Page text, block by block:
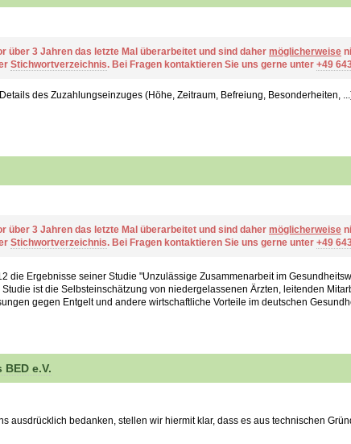
über 3 Jahren das letzte Mal überarbeitet und sind daher möglicherweise
Stichwortverzeichnis. Bei Fragen kontaktieren Sie uns gerne unter +49
des Zuzahlungseinzuges (Höhe, Zeitraum, Befreiung, Besonderheiten,
über 3 Jahren das letzte Mal überarbeitet und sind daher möglicherweise
Stichwortverzeichnis. Bei Fragen kontaktieren Sie uns gerne unter +49
die Ergebnisse seiner Studie "Unzulässige Zusammenarbeit im
ist die Selbsteinschätzung von niedergelassenen Ärzten, leitenden
gegen Entgelt und andere wirtschaftliche Vorteile im deutschen
e.V.
ausdrücklich bedanken, stellen wir hiermit klar, dass es aus technischen